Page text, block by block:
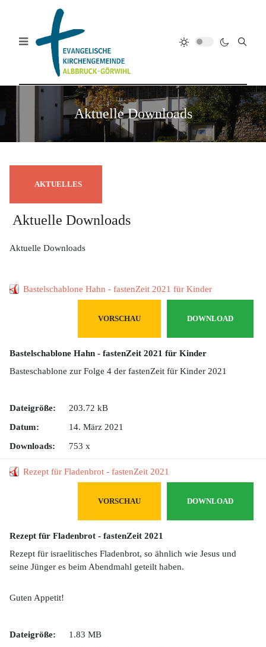
Aktuelle Downloads
AKTUELLES
Aktuelle Downloads
Aktuelle Downloads
Bastelschablone Hahn - fastenZeit 2021 für Kinder
DOWNLOAD
VORSCHAU
Bastelschablone Hahn - fastenZeit 2021 für Kinder
Basteschablone zur Folge 4 der fastenZeit für Kinder 2021
Dateigröße:
203.72 kB
Datum:
14. März 2021
Downloads:
753 x
Rezept für Fladenbrot - fastenZeit 2021
DOWNLOAD
VORSCHAU
Rezept für Fladenbrot - fastenZeit 2021
Rezept für israelitisches Fladenbrot, so ähnlich wie Jesus und
seine Jünger es beim Abendmahl geteilt haben.
Guten Appetit!
Dateigröße:
1.83 MB